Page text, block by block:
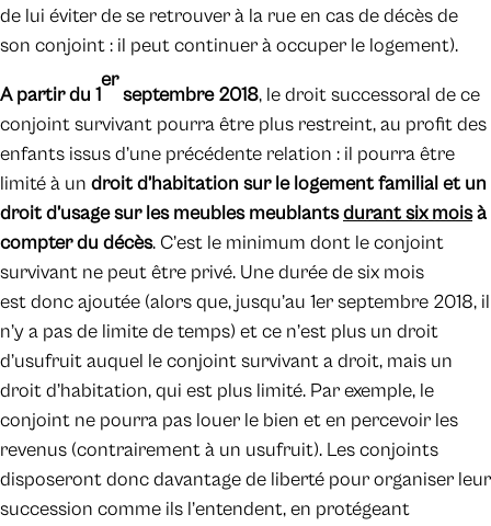
de lui éviter de se retrouver à la rue en cas de décès de
son conjoint : il peut continuer à occuper le logement).
A partir du 1
er
septembre 2018, le droit successoral de ce
conjoint survivant pourra être plus restreint, au profit des
enfants issus d’une précédente relation : il pourra être
limité à un droit d’habitation sur le logement familial et un
droit d’usage sur les meubles meublantsdurant six moisà
compter du décès. C’est le minimum dont le conjoint
survivant ne peut être privé. Une durée de six mois
est donc ajoutée (alors que, jusqu’au 1er septembre 2018, il
n’y a pas de limite de temps) et ce n’est plus un droit
d’usufruit auquel le conjoint survivant a droit, mais un
droit d’habitation, qui est plus limité. Par exemple, le
conjoint ne pourra pas louer le bien et en percevoir les
revenus (contrairement à un usufruit). Les conjoints
disposeront donc davantage de liberté pour organiser leur
succession comme ils l’entendent, en protégeant